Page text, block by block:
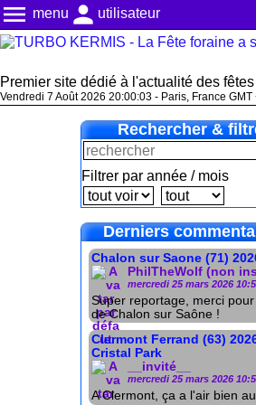
menu menu person utilisateur
Premier site dédié à l'actualité des
Vendredi 7 Août 2026 20:00:04 - Paris, France GMT
Rechercher &
Filtrer par année / mois
Derniers
Chalon sur Saone (71)
PhilTheWolf (non
mercredi 25 mars 2026
Super reportage, merci
de Chalon sur Saône !
Clermont Ferrand (63)
Cristal Park
__invité__
mercredi 25 mars 2026
A Clermont, ça a l'air bien